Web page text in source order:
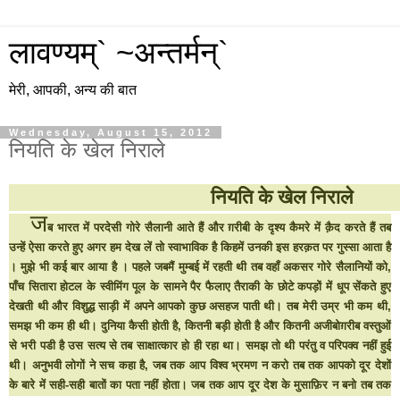
लावण्यम्` ~अन्तर्मन्`
मेरी, आपकी, अन्य की बात
Wednesday, August 15, 2012
नियति के खेल निराले
नियति के खेल निराले
जब भारत में परदेसी गोरे सैलानी आते हैं और ग़रीबी के दृश्य कैमरे में क़ैद करते हैं तब
उन्हें ऐसा करते हुए अगर हम देख लें तो स्वाभाविक है किहमें उनकी इस हरक़त पर गुस्सा आता है
। मुझे भी कई बार आया है । पहले जबमैं मुम्बई में रहती थी तब वहाँ अकसर गोरे सैलानियों को,
पाँच सितारा होटल के स्वीमिंग पूल के सामने पैर फैलाए तैराकी के छोटे कपड़ों में धूप सेंकते हुए
देखती थी और विशुद्ध साड़ी में अपने आपको कुछ असहज पाती थी। तब मेरी उम्र भी कम थी,
समझ भी कम ही थी। दुनिया कैसी होती है, कितनी बड़ी होती है और कितनी अजीबोग़रीब वस्तुओं
से भरी पडी है उस सत्य से तब साक्षात्कार हो ही रहा था। समझ तो थी परंतु व परिपक्व नहीं हुई
थी। अनुभवी लोगों ने सच कहा है, जब तक आप विश्व भ्रमण न करो तब तक आपको दूर देशों
के बारे में सही-सही बातों का पता नहीं होता। जब तक आप दूर देश के मुसाफ़िर न बनो तब तक